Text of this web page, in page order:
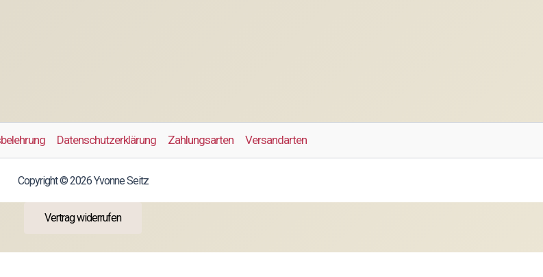
Datenschutzerklärung Zahlungsarten Versandarten
Copyright © 2026 Yvonne Seitz
Vertrag widerrufen